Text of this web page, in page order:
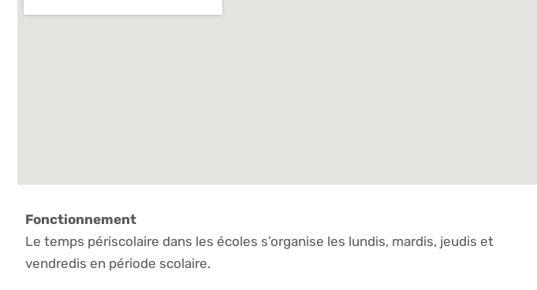
Fonctionnement
Le temps périscolaire dans les écoles s’organise les lundis, mardis, jeudis et
vendredis en période scolaire.